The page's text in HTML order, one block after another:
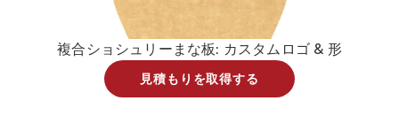
複合ショシュリーまな板: カスタムロゴ & 形
見積もりを取得する